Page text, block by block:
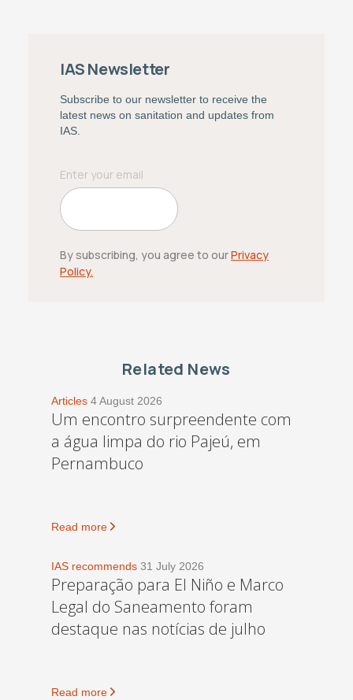
IAS Newsletter
Subscribe to our newsletter to receive the
latest news on sanitation and updates from
IAS.
By subscribing, you agree to ourPrivacy
Policy.
Related News
Articles 4 August 2026
Um encontro surpreendente com
a água limpa do rio Pajeú, em
Pernambuco
Read more
IAS recommends 31 July 2026
Preparação para El Niño e Marco
Legal do Saneamento foram
destaque nas notícias de julho
Read more